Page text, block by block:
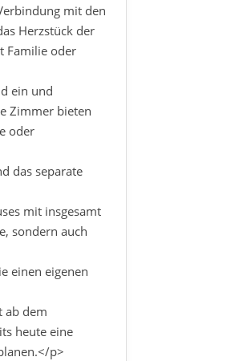
mit den
Herzstück der
Familie oder
ein und
Zimmer bieten
oder
das separate
mit insgesamt
sondern auch
einen eigenen
ab dem
heute eine
p>